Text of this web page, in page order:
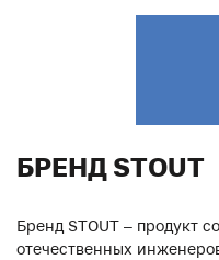
БРЕНД STOUT
Бренд STOUT – продукт
отечественных